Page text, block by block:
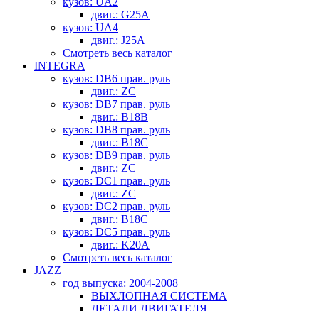
двиг.: G25A
кузов: UA4
двиг.: J25A
Смотреть весь каталог
INTEGRA
кузов: DB6 прав. руль
двиг.: ZC
кузов: DB7 прав. руль
двиг.: B18B
кузов: DB8 прав. руль
двиг.: B18C
кузов: DB9 прав. руль
двиг.: ZC
кузов: DC1 прав. руль
двиг.: ZC
кузов: DC2 прав. руль
двиг.: B18C
кузов: DC5 прав. руль
двиг.: K20A
Смотреть весь каталог
JAZZ
год выпуска: 2004-2008
ВЫХЛОПНАЯ СИСТЕМА
ДЕТАЛИ ДВИГАТЕЛЯ